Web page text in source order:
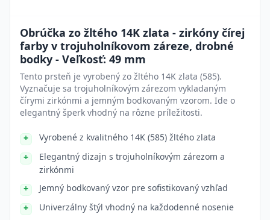
Obrúčka zo žltého 14K zlata - zirkóny čírej
farby v trojuholníkovom záreze, drobné
bodky - Veľkosť: 49 mm
Tento prsteň je vyrobený zo žltého 14K zlata (585).
Vyznačuje sa trojuholníkovým zárezom vykladaným
čírymi zirkónmi a jemným bodkovaným vzorom. Ide o
elegantný šperk vhodný na rôzne príležitosti.
Vyrobené z kvalitného 14K (585) žltého zlata
Elegantný dizajn s trojuholníkovým zárezom a
zirkónmi
Jemný bodkovaný vzor pre sofistikovaný vzhľad
Univerzálny štýl vhodný na každodenné nosenie